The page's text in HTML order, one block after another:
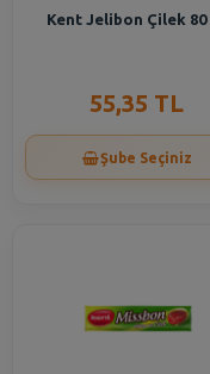
Kent Jelibon Çilek 80
55,35 TL
Şube Seçiniz